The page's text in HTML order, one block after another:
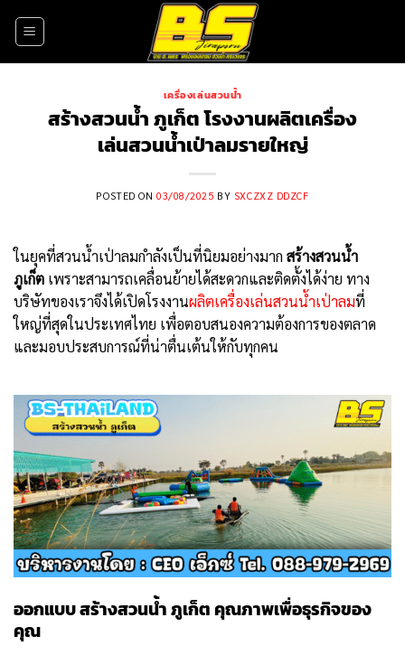
เครื่องเล่นสวนน้ำ
สร้างสวนน้ำ ภูเก็ต โรงงานผลิตเครื่อง
เล่นสวนน้ำเป่าลมรายใหญ่
POSTED ON 03/08/2025 BY SXCZXZ DDZCF
ในยุคที่สวนน้ำเป่าลมกำลังเป็นที่นิยมอย่างมาก สร้างสวนน้ำ
ภูเก็ต เพราะสามารถเคลื่อนย้ายได้สะดวกและติดตั้งได้ง่าย ทาง
บริษัทของเราจึงได้เปิดโรงงานผลิตเครื่องเล่นสวนน้ำเป่าลมที่
ใหญ่ที่สุดในประเทศไทย เพื่อตอบสนองความต้องการของตลาด
และมอบประสบการณ์ที่น่าตื่นเต้นให้กับทุกคน
ออกแบบ สร้างสวนน้ำ ภูเก็ต คุณภาพเพื่อธุรกิจของ
คุณ